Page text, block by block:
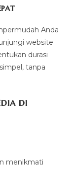
Anda
website
durasi
tanpa
di
menikmati